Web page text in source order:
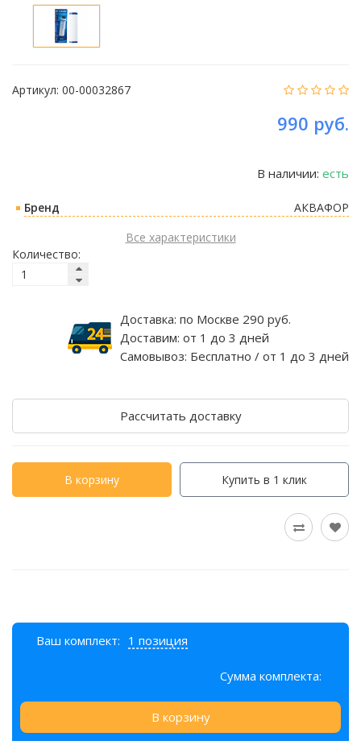
Артикул: 00-00032867
990 руб.
В наличии: есть
Бренд
АКВАФОР
Все характеристики
Количество:
Доставка: по Москве 290 руб.
Доставим: от 1 до 3 дней
Самовывоз: Бесплатно / от 1 до 3 дней
Рассчитать доставку
В корзину Купить в 1 клик
Ваш комплект: 1 позиция
Сумма комплекта:
В корзину